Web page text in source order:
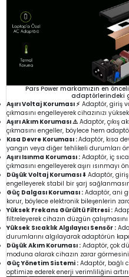
Pars Power markamızın en
adaptörlerindeki
Aşırı Voltaj Koruması ⚡ Adaptör, giriş
çıkmasını engelleyerek cihazınızı
Aşırı Akım Koruması ⚠️Adaptör, çıkış
çıkmasını engeller, böylece hem
Kısa Devre Koruması :Adaptör, kısa
yangın veya diğer tehlikeli durumları
Aşırı Isınma Koruması : Adaptör, iç
çıkmasını engelleyerek aşırı ısınmayı
Düşük Voltaj Koruması ⬇️ Adaptör,
engelleyerek stabil bir şarj
Güç Dalgası Koruması : Adaptör, ani
korur, böylece elektronik bileşenlerin
Yüksek Frekans Gürültü Filtresi :
filtreleyerek cihazın düzgün
Yüksek Sıcaklık Algılayıcı Sensör :
durumlarını algılayarak adaptörün
Düşük Akım Koruması : Adaptör, çok
moduna alarak cihazın zarar
Güç Yönetim Sistemi : Adaptör, bağlı
optimize ederek enerji verimliliğini